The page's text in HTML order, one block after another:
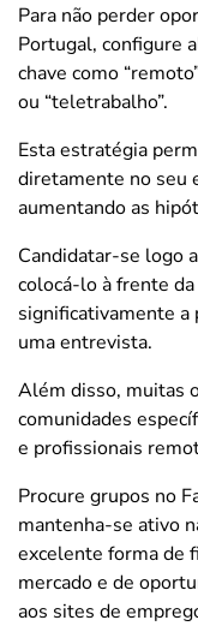
Para não perder
Portugal, configure
chave como
ou “teletrabalho”.
Esta estratégia
diretamente no seu
aumentando as
Candidatar-se logo
colocá-lo à frente
significativamente a
uma entrevista.
Além disso, muitas
comunidades
e profissionais
Procure grupos no
mantenha-se ativo
excelente forma de
mercado e de
aos sites de